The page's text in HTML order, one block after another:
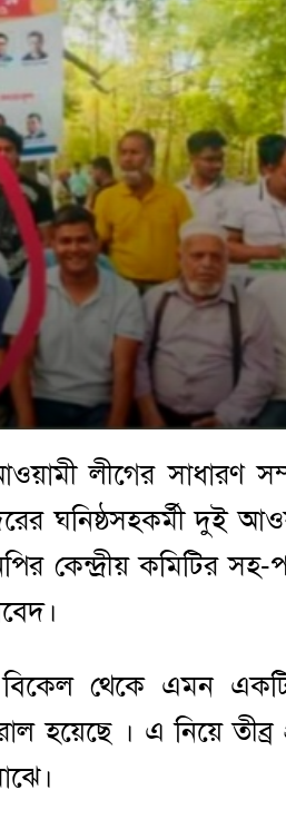
আওয়ামী লীগের
ঘনিষ্ঠসহকর্মী দুই
কেন্দ্রীয় কমিটির
থেকে এমন
হয়েছে । এ নিয়ে তীব্র